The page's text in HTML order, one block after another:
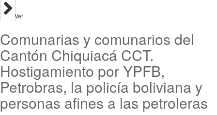
Ver
Comunarias y comunarios del
Cantón Chiquiacá CCT.
Hostigamiento por YPFB,
Petrobras, la policía boliviana y
personas afines a las petroleras